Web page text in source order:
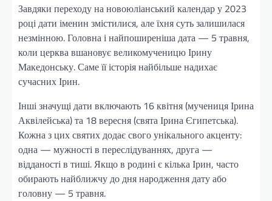
Завдяки переходу на новоюліанський календар у 2023
році дати іменин змістилися, але їхня суть залишилася
незмінною. Головна і найпоширеніша дата — 5 травня,
коли церква вшановує великомученицю Ірину
Македонську. Саме її історія найбільше надихає
сучасних Ірин.
Інші значущі дати включають 16 квітня (мучениця Ірина
Аквілейська) та 18 вересня (свята Ірина Єгипетська).
Кожна з цих святих додає свого унікального акценту:
одна — мужності в переслідуваннях, друга —
відданості в тиші. Якщо в родині є кілька Ірин, часто
обирають найближчу до дня народження дату або
головну — 5 травня.